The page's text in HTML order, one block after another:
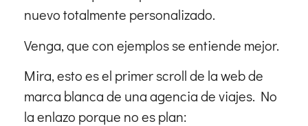
nuevo totalmente personalizado.
Venga, que con ejemplos se entiende mejor.
Mira, esto es el primer scroll de la web de
marca blanca de una agencia de viajes. No
la enlazo porque no es plan: